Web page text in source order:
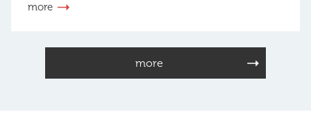
more
more